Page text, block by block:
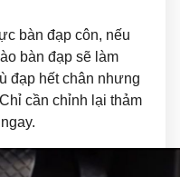
bàn đạp côn, nếu
bàn đạp sẽ làm
đạp hết chân nhưng
cần chỉnh lại thảm